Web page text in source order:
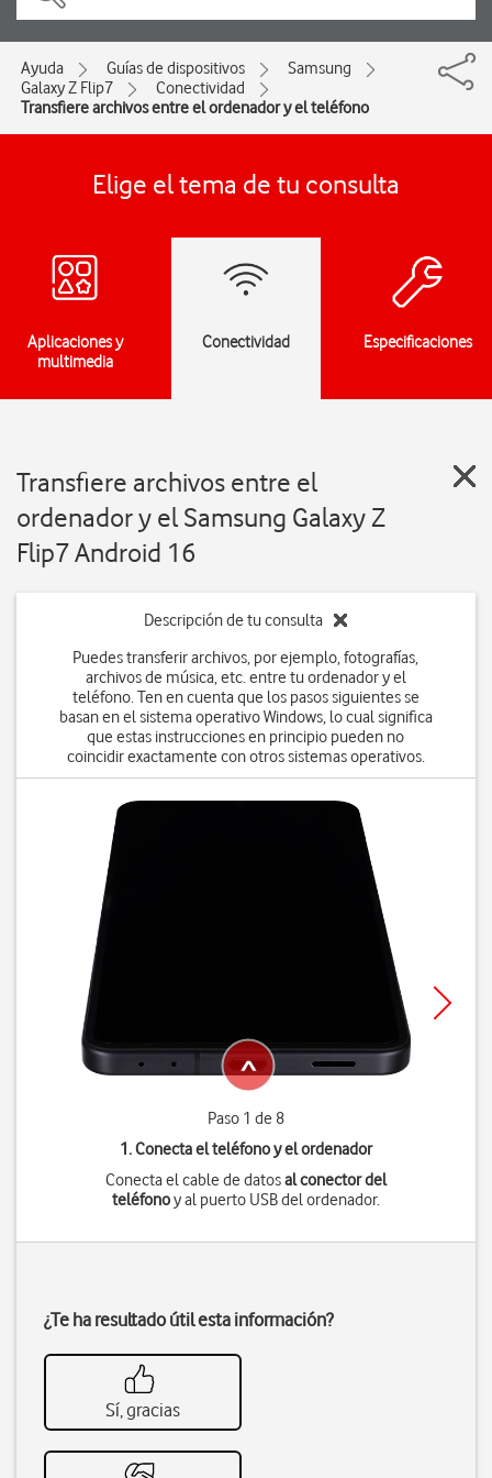
Ayuda Guías de dispositivos
Samsung
Galaxy Z Flip7
Conectividad
Transfiere archivos entre el ordenador y el teléfono
Elige el tema de tu consulta
Aplicaciones y
multimedia
Conectividad Especificaciones
Transfiere archivos entre el
ordenador y el Samsung Galaxy Z
Flip7 Android 16
Descripción de tu consulta
Puedes transferir archivos, por ejemplo, fotografías,
archivos de música, etc. entre tu ordenador y el
teléfono. Ten en cuenta que los pasos siguientes se
basan en el sistema operativo Windows, lo cual significa
que estas instrucciones en principio pueden no
coincidir exactamente con otros sistemas operativos.
Paso 1 de 8
1. Conecta el teléfono y el ordenador
Conecta el cable de datosal conector del
teléfonoy al puerto USB del ordenador.
¿Te ha resultado útil esta información?
Sí, gracias